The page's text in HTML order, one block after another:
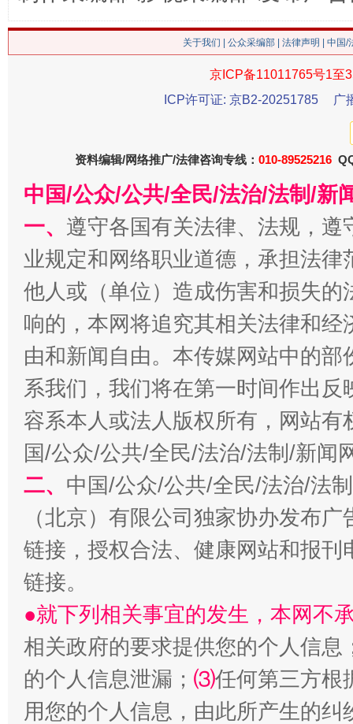
魏明亮
“刷贴”乱象丛生
生
关于我们 公众采编部 法律声明 | 中国
京ICP备11011765号1至
ICP许可证: 京B2-20251785
广
资料编辑/网络推广/法律咨询专线： 010-89525216
中国/公众/公共/全民/法治/法制/新
一、 遵守各国有关法律、法规，
业规定和网络职业道德，承担法
他人或（单位）造成伤害和损失
响的，本网将追究其相关法律和
由和新闻自由。本传媒网站中的
系我们，我们将在第一时间作出
容系本人或法人版权所有，网站
国/公众/公共/全民/法治/法制/新闻
二、 中国/公众/公共/全民/法治/法
（北京）有限公司独家协办发布
链接，授权合法、健康网站和报
链接。
●就下列相关事宜的发生，本网不
相关政府的要求提供您的个人信息
的个人信息泄漏； ⑶任何第三方根
用您的个人信息，由此所产生的纠